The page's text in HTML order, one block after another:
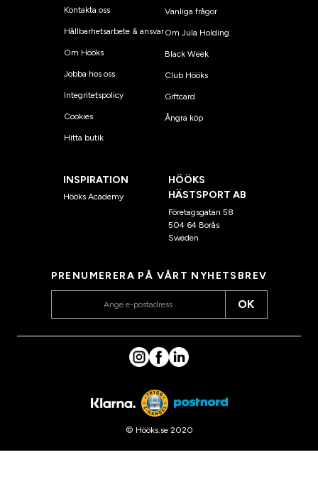
Kontakta oss
Hållbarhetsarbete & ansvar
Om Hööks
Jobba hos oss
Integritetspolicy
Cookies
Hitta butik
Vanliga frågor
Om Jula Holding
Black Week
Club Hööks
Giftcard
Ångra köp
INSPIRATION
Hööks Academy
HÖÖKS
HÄSTSPORT AB
Företagsgatan 58
504 64 Borås
Sweden
PRENUMERERA PÅ VÅRT NYHETSBREV
OK
© Hööks.se 2020